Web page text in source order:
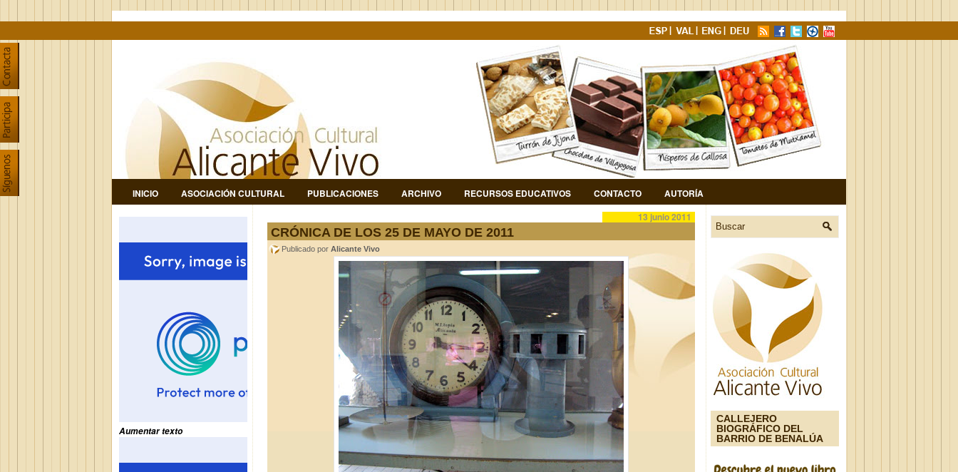
INICIO ASOCIACIÓN CULTURAL PUBLICACIONES ARCHIVO RECURSOS EDUCATIVOS CONTACTO AUTORÍA
Aumentar texto
13 junio 2011
CRÓNICA DE LOS 25 DE MAYO DE 2011
Publicado por Alicante Vivo
CALLEJERO
BIOGRÁFICO DEL
BARRIO DE BENALÚA